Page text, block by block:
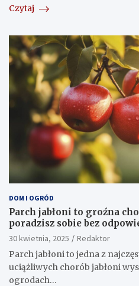
Czytaj
DOM I OGRÓD
Parch jabłoni to groźna
poradzisz sobie bez
30 kwietnia, 2025
Redaktor
Parch jabłoni to jedna z
uciążliwych chorób jabłoni
ogrodach…